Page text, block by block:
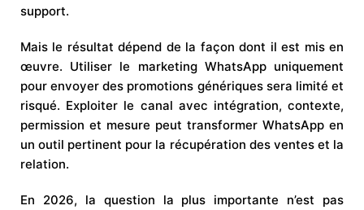
support.
Mais le résultat dépend de la façon dont il est mis en
œuvre. Utiliser le marketing WhatsApp uniquement
pour envoyer des promotions génériques sera limité et
risqué. Exploiter le canal avec intégration, contexte,
permission et mesure peut transformer WhatsApp en
un outil pertinent pour la récupération des ventes et la
relation.
En 2026, la question la plus importante n’est pas